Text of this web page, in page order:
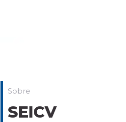
Sobre
SEICV